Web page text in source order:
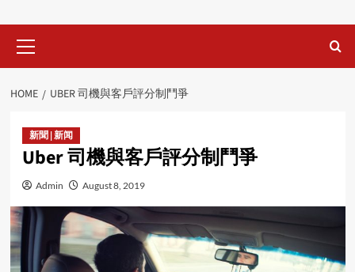
Menu
HOME UBER 司機與客戶評分制鬥爭
新聞 | 新闻
Uber 司機與客戶評分制鬥爭
Admin August 8, 2019